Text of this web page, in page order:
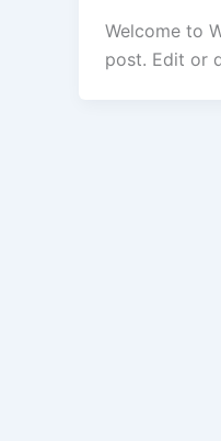
Welcome to
post. Edit or